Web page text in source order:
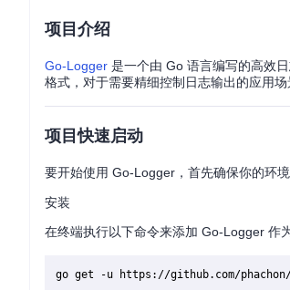
项目介绍
Go-Logger 是一个由 Go 语言编写的高效
格式，对于需要精细控制日志输出的应用
项目快速启动
要开始使用 Go-Logger，首先确保你的环
安装
在终端执行以下命令来添加 Go-Logger 作